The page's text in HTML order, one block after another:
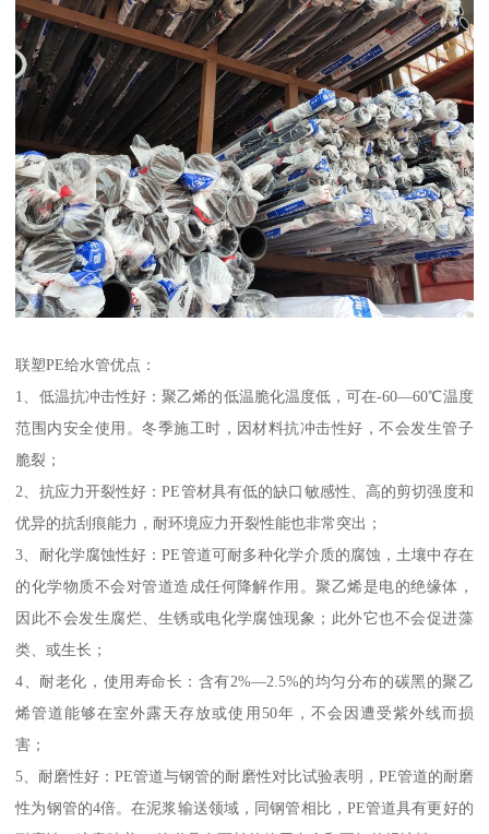
联塑PE给水管优点：
1、低温抗冲击性好：聚乙烯的低温脆化温度低，可在-60—60℃温度
范围内安全使用。冬季施工时，因材料抗冲击性好，不会发生管子
脆裂；
2、抗应力开裂性好：PE管材具有低的缺口敏感性、高的剪切强度和
优异的抗刮痕能力，耐环境应力开裂性能也非常突出；
3、耐化学腐蚀性好：PE管道可耐多种化学介质的腐蚀，土壤中存在
的化学物质不会对管道造成任何降解作用。聚乙烯是电的绝缘体，
因此不会发生腐烂、生锈或电化学腐蚀现象；此外它也不会促进藻
类、或生长；
4、耐老化，使用寿命长：含有2%—2.5%的均匀分布的碳黑的聚乙
烯管道能够在室外露天存放或使用50年，不会因遭受紫外线而损
害；
5、耐磨性好：PE管道与钢管的耐磨性对比试验表明，PE管道的耐磨
性为钢管的4倍。在泥浆输送领域，同钢管相比，PE管道具有更好的